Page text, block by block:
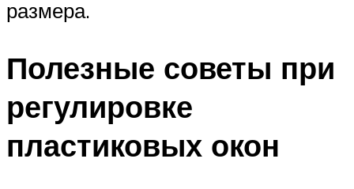
размера.
Полезные советы при
регулировке
пластиковых окон